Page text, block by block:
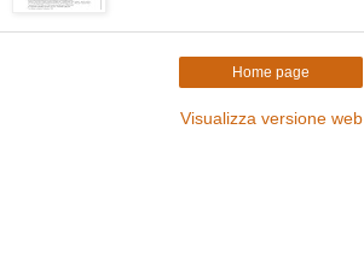
Home page
Visualizza versione web